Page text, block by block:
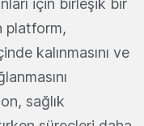
için birleşik bir
platform,
kalınmasını ve
sağlık